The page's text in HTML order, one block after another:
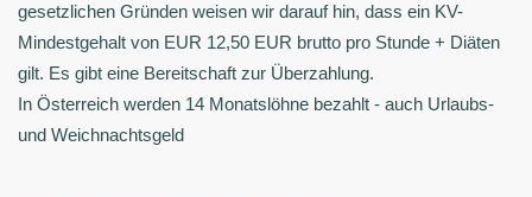
gesetzlichen Gründen weisen wir darauf hin, dass ein KV-
Mindestgehalt von EUR 12,50 EUR brutto pro Stunde + Diäten
gilt. Es gibt eine Bereitschaft zur Überzahlung.
In Österreich werden 14 Monatslöhne bezahlt - auch Urlaubs-
und Weichnachtsgeld